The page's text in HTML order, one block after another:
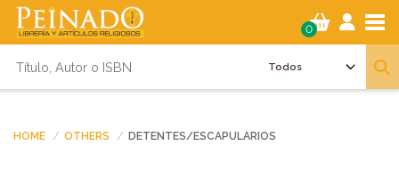
0
HOME OTHERS DETENTES/ESCAPULARIOS